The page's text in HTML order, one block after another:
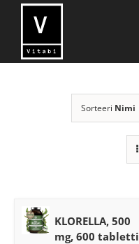
Sorteeri Nimi
KLORELLA, 500
mg, 600 tabletti